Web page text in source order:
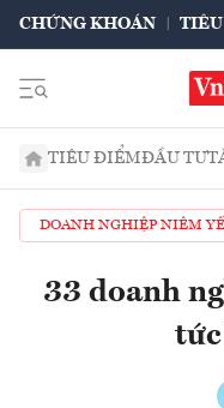
CHỨNG KHOÁN TIÊU
TIÊU ĐIỂMĐẦU TƯ
DOANH NGHIỆP NIÊM
33 doanh